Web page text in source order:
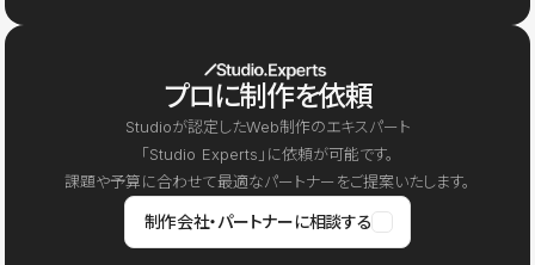
プロに制作を依頼
Studioが認定したWeb制作のエキスパート
「Studio Experts」に依頼が可能です。
課題や予算に合わせて最適なパートナーをご提案いたします。
制作会社・パートナーに相談する